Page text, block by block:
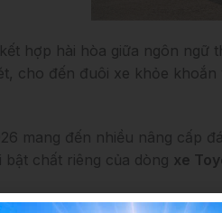
hợp hài hòa giữa ngôn ngữ
cho đến đuôi xe khỏe
mang đến nhiều nâng cấp
chất riêng của dòng xe
trẻ trung, năng động